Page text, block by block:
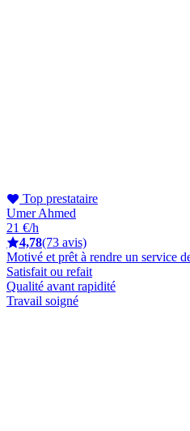
Top prestataire
Umer Ahmed
21 €/h
4,78(73 avis)
Motivé et prêt à rendre un service
Satisfait ou refait
Qualité avant rapidité
Travail soigné